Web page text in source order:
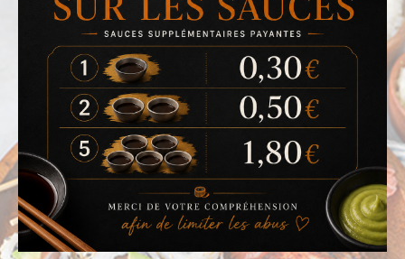
ACCUEIL
LA CARTE
VOTRE COMPTE
NOTRE RESTAURANT
VOS AVIS
MENTIONS LÉGALES
C.G.V